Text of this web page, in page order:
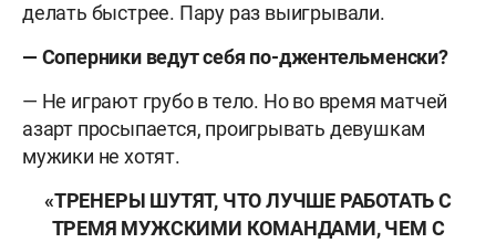
делать быстрее. Пару раз выигрывали.
— Соперники ведут себя по-джентельменски?
— Не играют грубо в тело. Но во время матчей
азарт просыпается, проигрывать девушкам
мужики не хотят.
«ТРЕНЕРЫ ШУТЯТ, ЧТО ЛУЧШЕ РАБОТАТЬ С
ТРЕМЯ МУЖСКИМИ КОМАНДАМИ, ЧЕМ С